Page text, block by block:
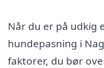
Når du er på udkig
hundepasning i
faktorer, du bør